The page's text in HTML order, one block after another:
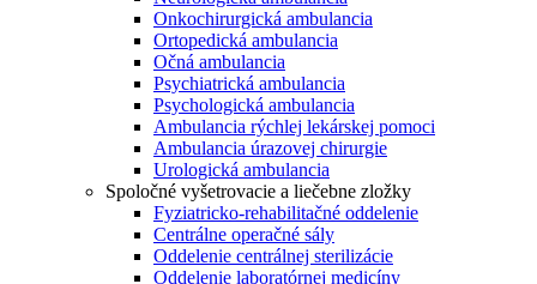
Onkochirurgická ambulancia
Ortopedická ambulancia
Očná ambulancia
Psychiatrická ambulancia
Psychologická ambulancia
Ambulancia rýchlej lekárskej pomoci
Ambulancia úrazovej chirurgie
Urologická ambulancia
Spoločné vyšetrovacie a liečebne zložky
Fyziatricko-rehabilitačné oddelenie
Centrálne operačné sály
Oddelenie centrálnej sterilizácie
Oddelenie laboratórnej medicíny